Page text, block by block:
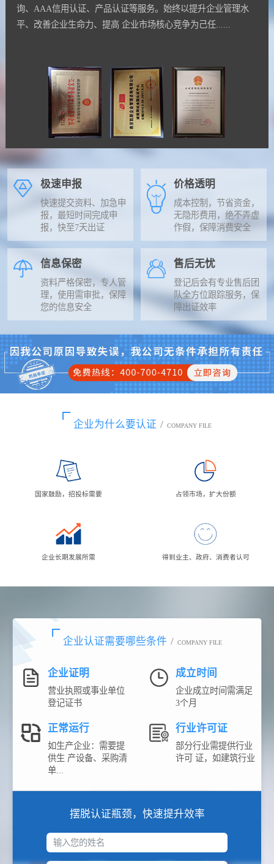
询、AAA信用认证、产品认证等服务。始终以提升企业管理水
平、改善企业生命力、提高 企业市场核心竞争为己任......
极速申报
快速提交资料、加急申
报，最短时间完成申
报，快至7天出证
价格透明
成本控制，节省资金，
无隐形费用，绝不弄虚
作假，保障消费安全
信息保密
资料严格保密，专人管
理，使用需审批，保障
您的信息安全
售后无忧
登记后会有专业售后团
队全方位跟踪服务，保
障出证效率
企业为什么要认证 / COMPANY FILE
国家鼓励，招投标需要 占领市场，扩大份额
企业长期发展所需 得到业主、政府、消费者认可
企业认证需要哪些条件 / COMPANY FILE
企业证明
营业执照或事业单位
登记证书
成立时间
企业成立时间需满足
3个月
正常运行
如生产企业：需要提
供生 产设备、采购清
单...
行业许可证
部分行业需提供行业
许可 证，如建筑行业
摆脱认证瓶颈，快速提升效率
输入您的姓名